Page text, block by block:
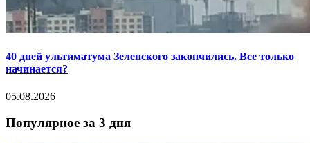
40 дней ультиматума Зеленского закончились. Все только
начинается?
05.08.2026
Популярное за 3 дня